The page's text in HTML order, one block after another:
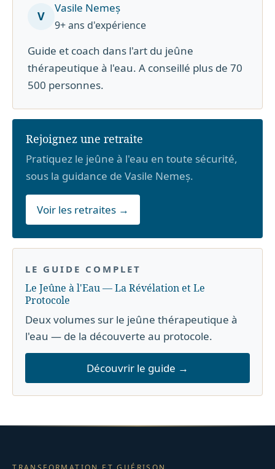
V
Vasile Nemeș
9+ ans d'expérience
Guide et coach dans l'art du jeûne
thérapeutique à l'eau. A conseillé plus de 70
500 personnes.
Rejoignez une retraite
Pratiquez le jeûne à l'eau en toute sécurité,
sous la guidance de Vasile Nemeș.
Voir les retraites →
LE GUIDE COMPLET
Le Jeûne à l'Eau — La Révélation et Le
Protocole
Deux volumes sur le jeûne thérapeutique à
l'eau — de la découverte au protocole.
Découvrir le guide →